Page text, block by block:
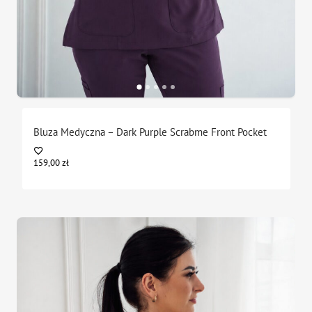
Bluza Medyczna – Dark Purple Scrabme Front Pocket
159,00zł